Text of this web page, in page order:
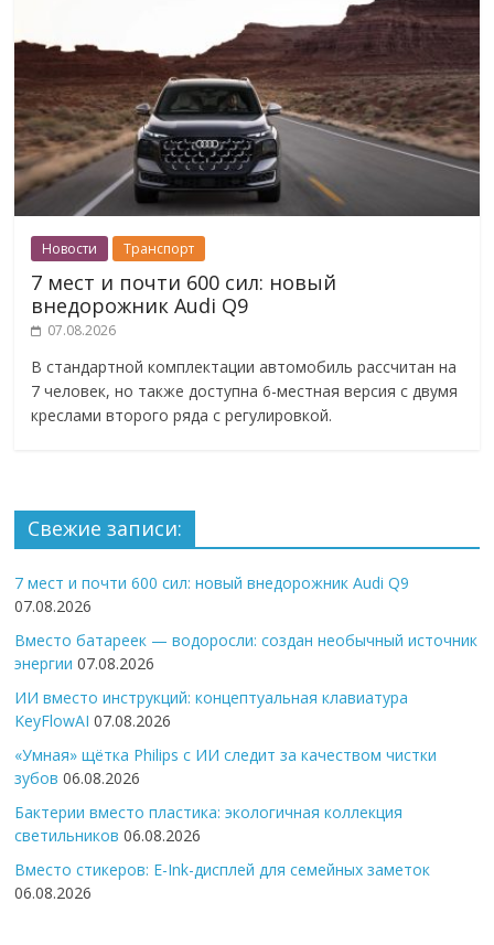
Новости Транспорт
7 мест и почти 600 сил: новый
внедорожник Audi Q9
07.08.2026
В стандартной комплектации автомобиль рассчитан на
7 человек, но также доступна 6-местная версия с двумя
креслами второго ряда с регулировкой.
Свежие записи:
7 мест и почти 600 сил: новый внедорожник Audi Q9
07.08.2026
Вместо батареек — водоросли: создан необычный источник
энергии 07.08.2026
ИИ вместо инструкций: концептуальная клавиатура
KeyFlowAI 07.08.2026
«Умная» щётка Philips с ИИ следит за качеством чистки
зубов 06.08.2026
Бактерии вместо пластика: экологичная коллекция
светильников 06.08.2026
Вместо стикеров: E-Ink-дисплей для семейных заметок
06.08.2026